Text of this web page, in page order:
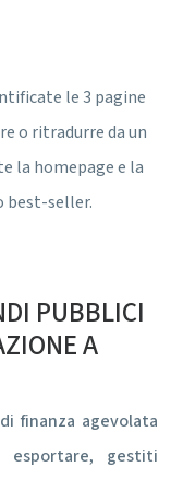
le 3 pagine
o ritradurre da un
la homepage e la
best-seller.
PUBBLICI
A
finanza agevolata
esportare, gestiti